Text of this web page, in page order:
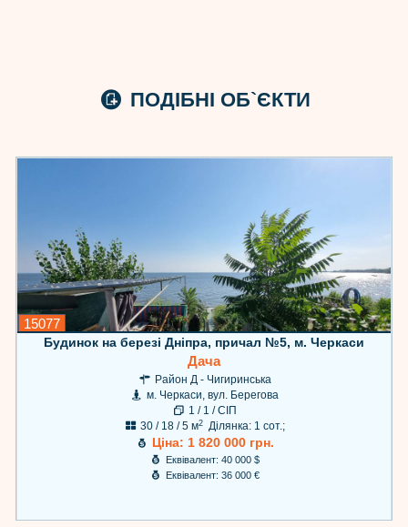
ПОДІБНІ ОБ`ЄКТИ
15077
Будинок на березі Дніпра, причал №5, м. Черкаси
Дача
Район Д - Чигиринська
м. Черкаси, вул. Берегова
1 / 1 / СІП
30 / 18 / 5 м2 Ділянка: 1 сот.;
Ціна: 1 820 000 грн.
Еквівалент: 40 000 $
Еквівалент: 36 000 €